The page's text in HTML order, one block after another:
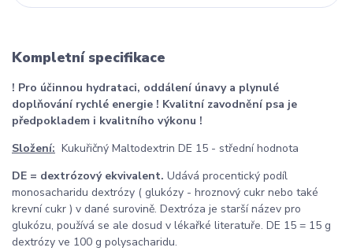
Kompletní specifikace
! Pro účinnou hydrataci, oddálení únavy a plynulé
doplňování rychlé energie ! Kvalitní zavodnění psa je
předpokladem i kvalitního výkonu !
Složení: Kukuřičný Maltodextrin DE 15 - střední hodnota
DE = dextrózový ekvivalent. Udává procentický podíl
monosacharidu dextrózy ( glukózy - hroznový cukr nebo také
krevní cukr ) v dané surovině. Dextróza je starší název pro
glukózu, používá se ale dosud v lékařké literatuře. DE 15 = 15 g
dextrózy ve 100 g polysacharidu.